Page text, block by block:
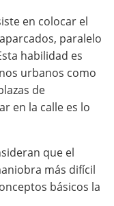
en colocar el
paralelo
habilidad es
urbanos como
de
en la calle es lo
que el
más difícil
básicos la